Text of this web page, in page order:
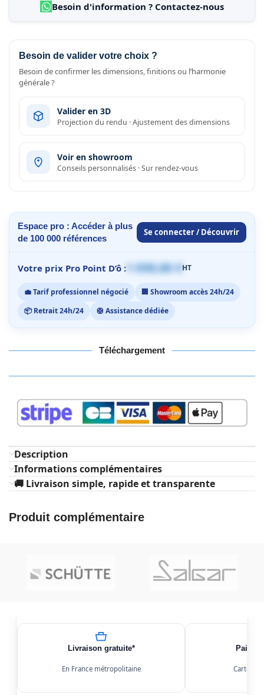
Besoin d'information ? Contactez-nous
Besoin de valider votre choix ?
Besoin de confirmer les dimensions, finitions ou l’harmonie
générale ?
Valider en 3D
Projection du rendu · Ajustement des dimensions
Voir en showroom
Conseils personnalisés · Sur rendez-vous
Espace pro : Accéder à plus
de 100 000 références
Se connecter / Découvrir
Votre prix Pro Point D’ô : 1 059,00 €HT
💼 Tarif professionnel négocié
🏢 Showroom accès 24h/24
📦 Retrait 24h/24
🛟 Assistance dédiée
Téléchargement
Description
Informations complémentaires
🚚 Livraison simple, rapide et transparente
Produit complémentaire
Livraison gratuite*
En France métropolitaine Carte,